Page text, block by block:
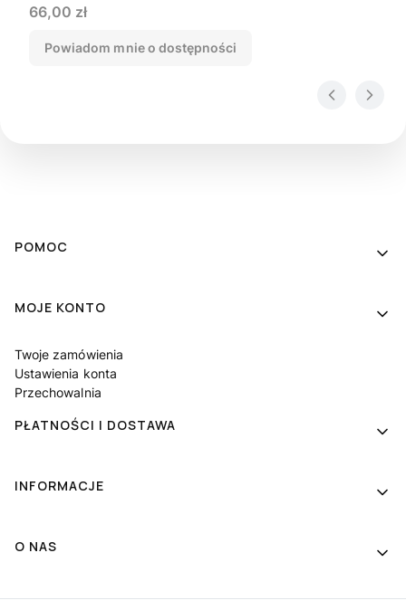
Cena
66,00 zł
Powiadom mnie o dostępności
Linki w stopce
POMOC
MOJE KONTO
Twoje zamówienia
Ustawienia konta
Przechowalnia
PŁATNOŚCI I DOSTAWA
INFORMACJE
O NAS